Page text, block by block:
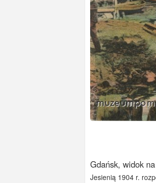
Gdańsk, widok
Jesienią 1904 r.